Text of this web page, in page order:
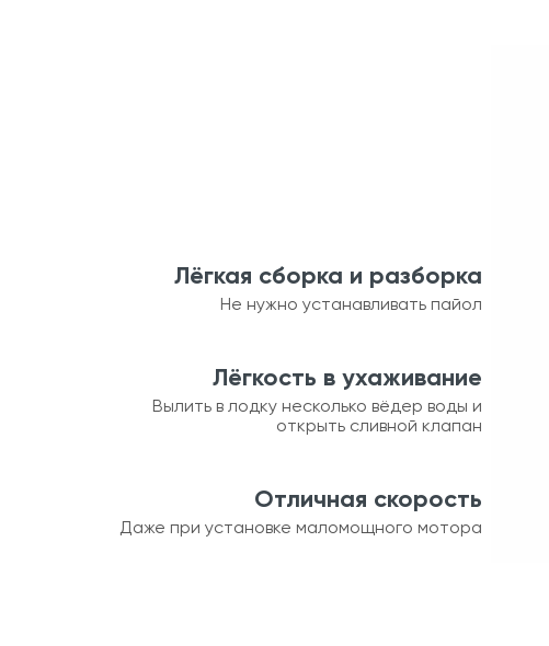
Лёгкая сборка и разборка
Не нужно устанавливать пайол
Лёгкость в ухаживание
Вылить в лодку несколько вёдер воды и
открыть сливной клапан
Отличная скорость
Даже при установке маломощного мотора